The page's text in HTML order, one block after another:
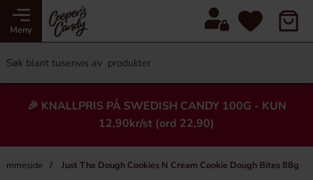
Meny
🎉 KNALLPRIS PÅ SWEDISH CANDY 100G - KUN
12,90kr/st (ord 22,90)
Just The Dough Cookies N Cream Cookie Dough Bites 88g